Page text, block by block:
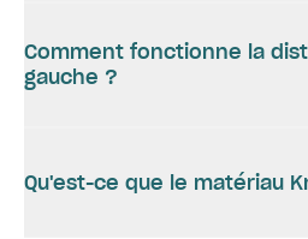
Comment fonctionne la
gauche ?
Qu'est-ce que le matériau